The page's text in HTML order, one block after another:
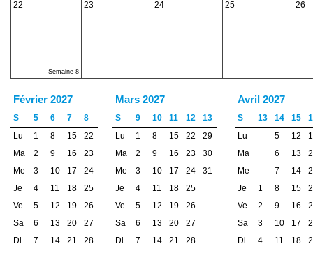
22
Semaine 8
23 24 25 26
Février 2027
S 5 6 7
8
Lu
1 8 15
22
Ma
2 9 16
23
Me
3 10 17
24
Je
4 11 18
25
Ve
5 12 19
26
Sa
6 13 20
27
Di
7 14 21 28
Mars 2027
S 9 10 11 12
13
Lu
1 8 15 22
29
Ma
2 9 16 23
30
Me
3 10 17 24
31
Je
4 11 18
25
Ve
5 12 19
26
Sa
6 13 20
27
Di
7 14 21 28
Avril 2027
S 13 14 15
Lu
5 12
Ma
6 13
Me
7 14
Je
1 8 15
Ve
2 9 16
Sa
3 10 17
Di
4 11 18